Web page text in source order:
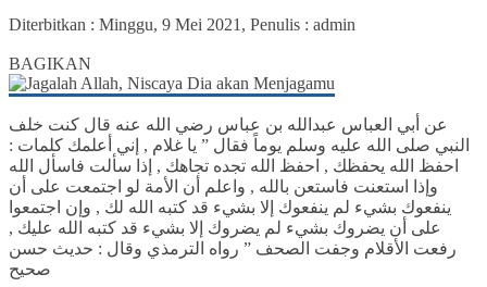
Diterbitkan : Minggu, 9 Mei 2021, Penulis : admin
BAGIKAN
عن أبي العباس عبدالله بن عباس رضي الله عنه قال كنت خلف
النبي صلى الله عليه وسلم يوماً فقال ” يا غلام , إني أعلمك كلمات :
احفظ الله يحفظك , احفظ الله تجده تجاهك , إذا سألت فاسأل الله
وإذا استعنت فاستعن بالله , واعلم أن الأمة لو اجتمعت على أن
ينفعوك بشيء لم ينفعوك إلا بشيء قد كتبه الله لك , وإن اجتمعوا
على أن يضروك بشيء لم يضروك إلا بشيء قد كتبه الله عليك ,
رفعت الأقلام وجفت الصحف ” رواه الترمذي وقال : حديث حسن
صحيح